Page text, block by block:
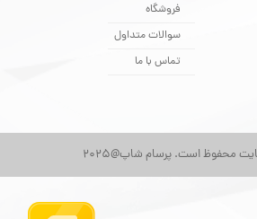
محفوظ است. پرسام شاپ@2025
فروشگاه
سوالات متداول
تماس با ما